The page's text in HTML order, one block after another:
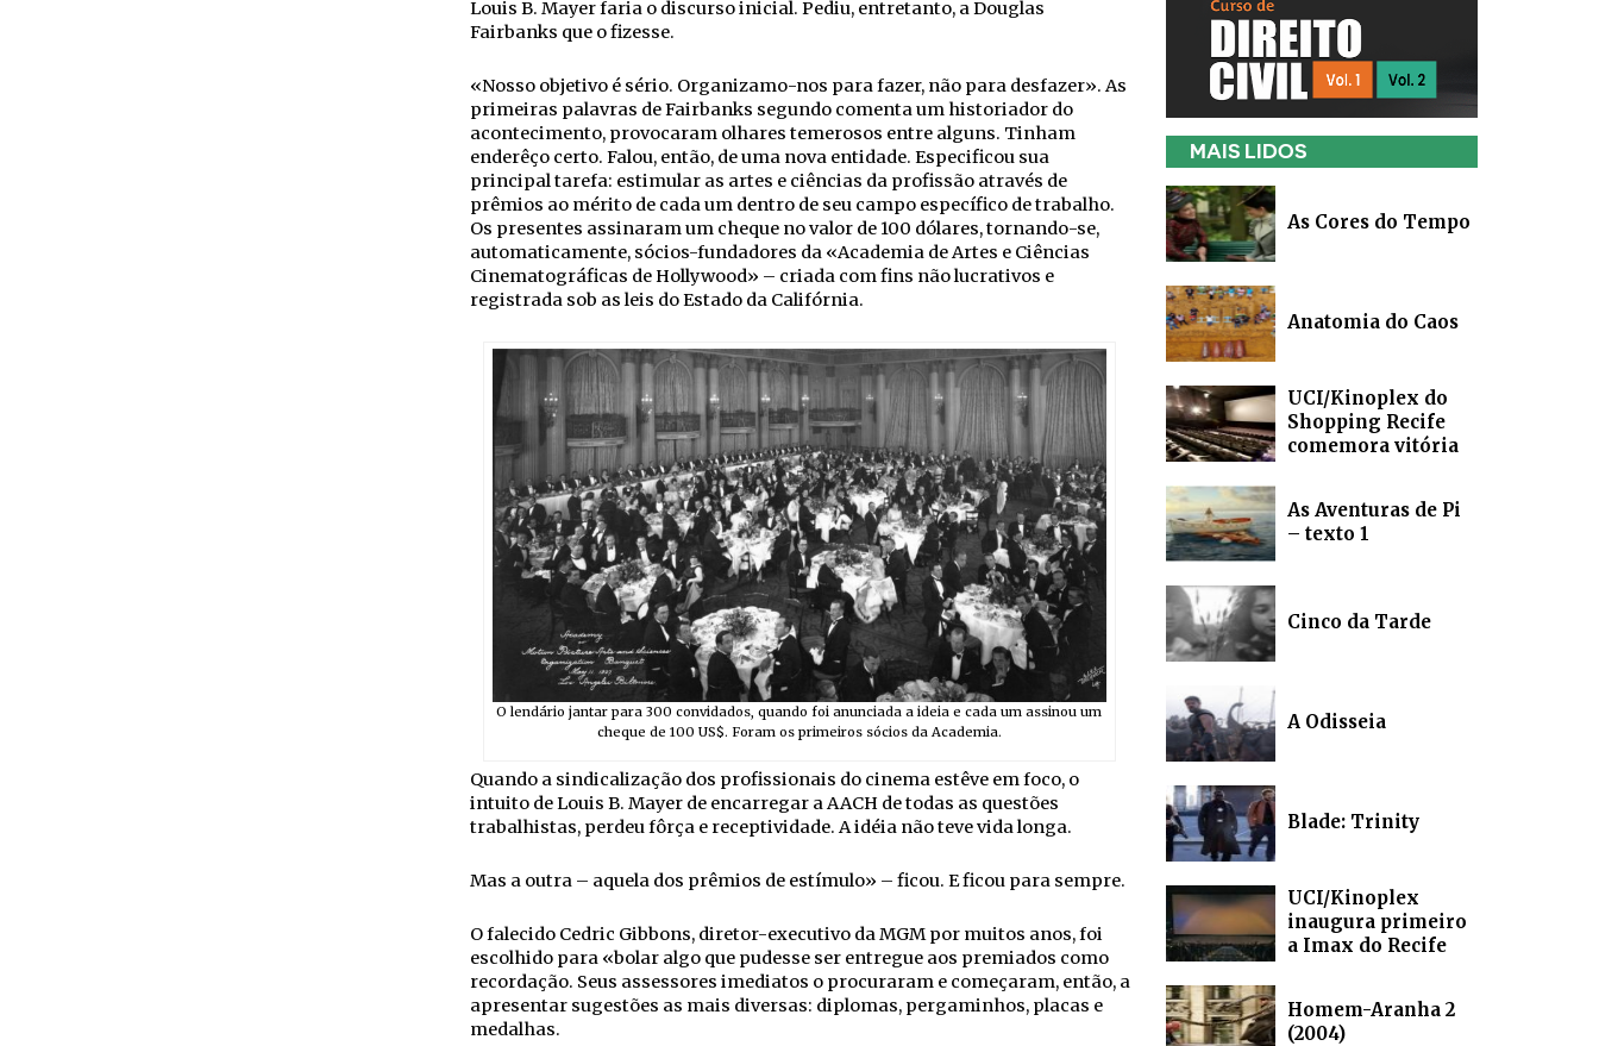
Louis B. Mayer faria o discurso inicial. Pediu, entretanto, a Douglas
Fairbanks que o fizesse.
«Nosso objetivo é sério. Organizamo-nos para fazer, não para desfazer». As
primeiras palavras de Fairbanks segundo comenta um historiador do
acontecimento, provocaram olhares temerosos entre alguns. Tinham
enderêço certo. Falou, então, de uma nova entidade. Especificou sua
principal tarefa: estimular as artes e ciências da profissão através de
prêmios ao mérito de cada um dentro de seu campo específico de trabalho.
Os presentes assinaram um cheque no valor de 100 dólares, tornando-se,
automaticamente, sócios-fundadores da «Academia de Artes e Ciências
Cinematográficas de Hollywood» – criada com fins não lucrativos e
registrada sob as leis do Estado da Califórnia.
O lendário jantar para 300 convidados, quando foi anunciada a ideia e cada um assinou um
cheque de 100 US$. Foram os primeiros sócios da Academia.
Quando a sindicalização dos profissionais do cinema estêve em foco, o
intuito de Louis B. Mayer de encarregar a AACH de todas as questões
trabalhistas, perdeu fôrça e receptividade. A idéia não teve vida longa.
Mas a outra – aquela dos prêmios de estímulo» – ficou. E ficou para sempre.
O falecido Cedric Gibbons, diretor-executivo da MGM por muitos anos, foi
escolhido para «bolar algo que pudesse ser entregue aos premiados como
recordação. Seus assessores imediatos o procuraram e começaram, então, a
apresentar sugestões as mais diversas: diplomas, pergaminhos, placas e
medalhas.
MAIS LIDOS
As Cores do Tempo
Anatomia do Caos
UCI/Kinoplex do
Shopping Recife
comemora vitória
As Aventuras de Pi
– texto 1
Cinco da Tarde
A Odisseia
Blade: Trinity
UCI/Kinoplex
inaugura primeiro
a Imax do Recife
Homem-Aranha 2
(2004)